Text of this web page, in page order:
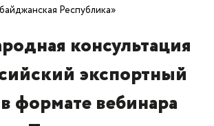
Республика»
консультация
экспортный
формате вебинара